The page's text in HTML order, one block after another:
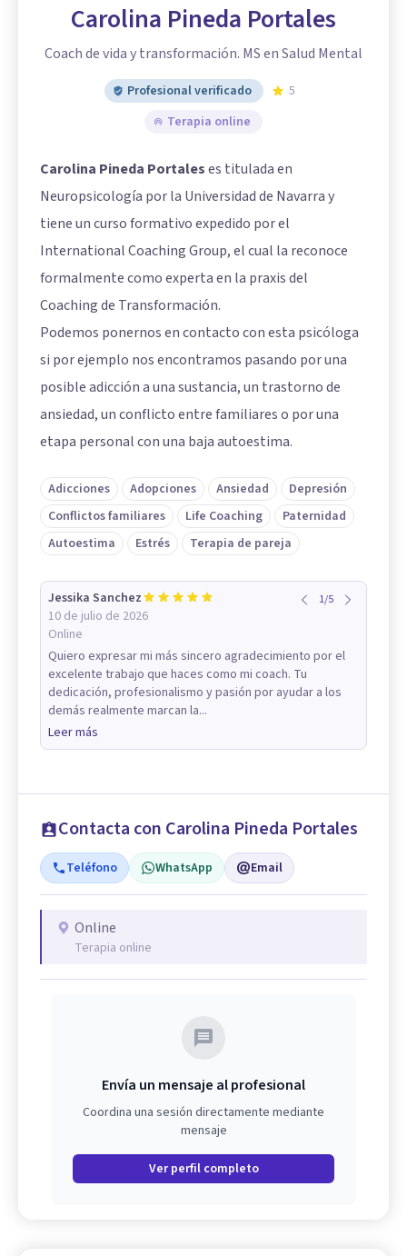
Carolina Pineda Portales
Coach de vida y transformación. MS en Salud Mental
Profesional verificado
5
Terapia online
Carolina Pineda Portaleses titulada en
Neuropsicología por la Universidad de Navarra y
tiene un curso formativo expedido por el
International Coaching Group, el cual la reconoce
formalmente como experta en la praxis del
Coaching de Transformación.
Podemos ponernos en contacto con esta psicóloga
si por ejemplo nos encontramos pasando por una
posible adicción a una sustancia, un trastorno de
ansiedad, un conflicto entre familiares o por una
etapa personal con una baja autoestima.
Adicciones Adopciones Ansiedad
Depresión
Conflictos familiares
Life Coaching
Paternidad
Autoestima
Estrés Terapia de pareja
Jessika Sanchez
10 de julio de 2026
Online
1/5
Quiero expresar mi más sincero agradecimiento por el
excelente trabajo que haces como mi coach. Tu
dedicación, profesionalismo y pasión por ayudar a los
demás realmente marcan la...
Leer más
Contacta con Carolina Pineda Portales
Teléfono WhatsApp Email
Online
Terapia online
Envía un mensaje al profesional
Coordina una sesión directamente mediante
mensaje
Ver perfil completo